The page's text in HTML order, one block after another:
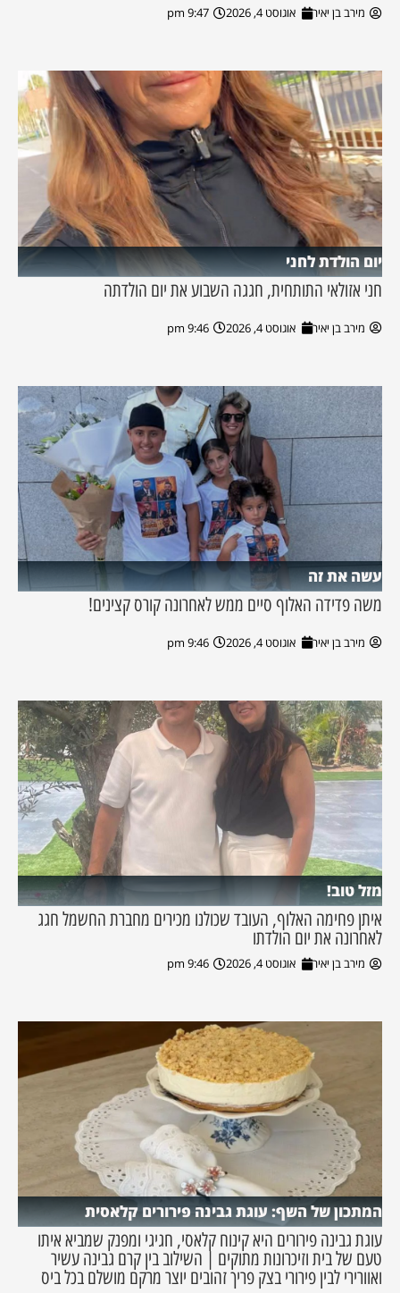
מירב בן יאיר אוגוסט 4, 2026 9:47 pm
יום הולדת לחני
חני אזולאי התותחית, חגגה השבוע את יום הולדתה
מירב בן יאיר אוגוסט 4, 2026 9:46 pm
עשה את זה
משה פדידה האלוף סיים ממש לאחרונה קורס קצינים!
מירב בן יאיר אוגוסט 4, 2026 9:46 pm
מזל טוב!
איתן פחימה האלוף, העובד שכולנו מכירים מחברת החשמל חגג
לאחרונה את יום הולדתו
מירב בן יאיר אוגוסט 4, 2026 9:46 pm
המתכון של השף: עוגת גבינה פירורים קלאסית
עוגת גבינה פירורים היא קינוח קלאסי, חגיגי ומפנק שמביא איתו
טעם של בית וזיכרונות מתוקים | השילוב בין קרם גבינה עשיר
ואוורירי לבין פירורי בצק פריך זהובים יוצר מרקם מושלם בכל ביס